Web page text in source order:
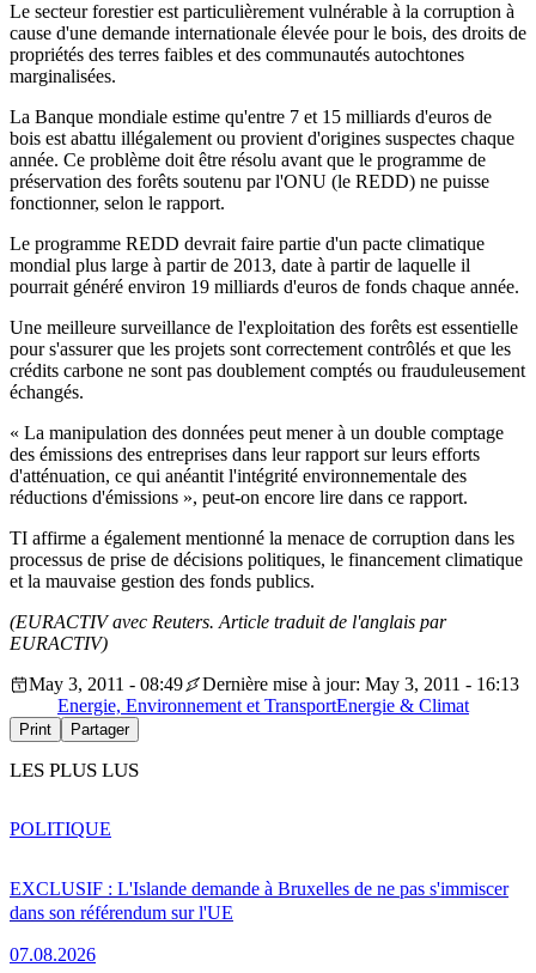
Le secteur forestier est particulièrement vulnérable à la corruption à
cause d'une demande internationale élevée pour le bois, des droits de
propriétés des terres faibles et des communautés autochtones
marginalisées.
La Banque mondiale estime qu'entre 7 et 15 milliards d'euros de
bois est abattu illégalement ou provient d'origines suspectes chaque
année. Ce problème doit être résolu avant que le programme de
préservation des forêts soutenu par l'ONU (le REDD) ne puisse
fonctionner, selon le rapport.
Le programme REDD devrait faire partie d'un pacte climatique
mondial plus large à partir de 2013, date à partir de laquelle il
pourrait généré environ 19 milliards d'euros de fonds chaque année.
Une meilleure surveillance de l'exploitation des forêts est essentielle
pour s'assurer que les projets sont correctement contrôlés et que les
crédits carbone ne sont pas doublement comptés ou frauduleusement
échangés.
« La manipulation des données peut mener à un double comptage
des émissions des entreprises dans leur rapport sur leurs efforts
d'atténuation, ce qui anéantit l'intégrité environnementale des
réductions d'émissions », peut-on encore lire dans ce rapport.
TI affirme a également mentionné la menace de corruption dans les
processus de prise de décisions politiques, le financement climatique
et la mauvaise gestion des fonds publics.
(EURACTIV avec Reuters. Article traduit de l'anglais par
EURACTIV)
May 3, 2011 - 08:49
Dernière mise à jour: May 3, 2011 - 16:13
Energie, Environnement et TransportEnergie & Climat
Print Partager
LES PLUS LUS
EXCLUSIF : L'Islande demande à Bruxelles de ne pas s'immiscer
dans son référendum sur l'UE
07.08.2026
POLITIQUE